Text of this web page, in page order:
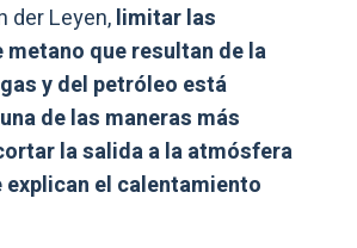
der Leyen,limitar las
que resultan de la
y del petróleo está
de las maneras más
la salida a la atmósfera
explican el calentamiento